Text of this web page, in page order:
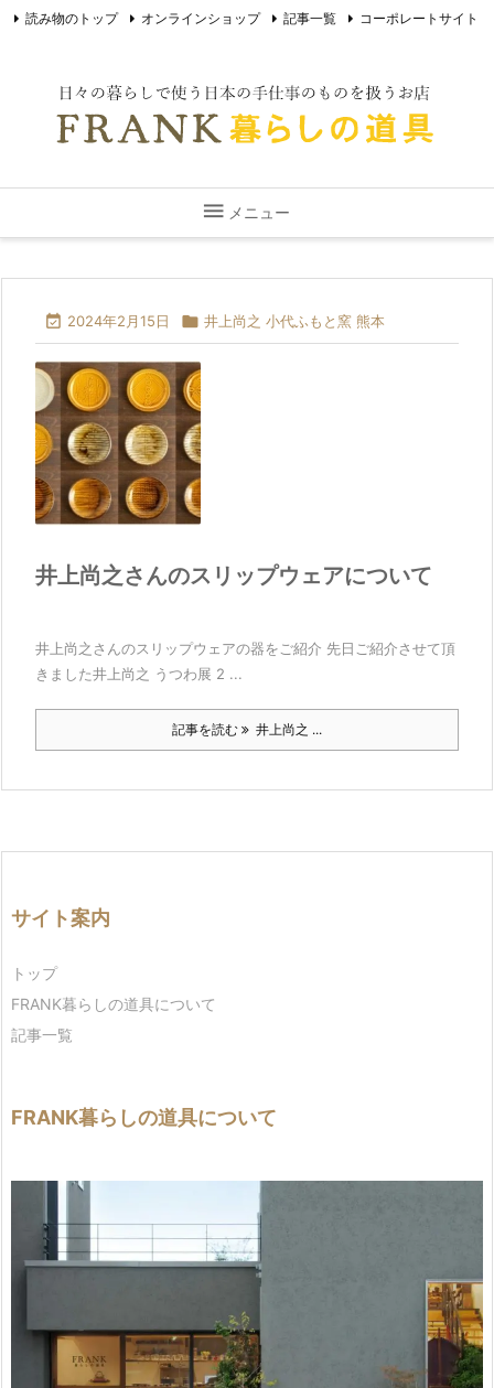
 メニュー
読み物のトップ オンラインショップ 記事一覧 コーポレートサイト
 2024年2月15日  井上尚之 小代ふもと窯 熊本
井上尚之さんのスリップウェアについて
井上尚之さんのスリップウェアの器をご紹介 先日ご紹介させて頂
きました井上尚之 うつわ展 2 ...
記事を読む 井上尚之 ...
サイト案内
トップ
FRANK暮らしの道具について
記事一覧
FRANK暮らしの道具について